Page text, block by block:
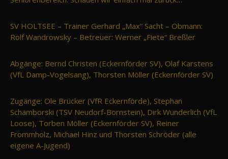
SV HOLTSEE – Trainer Gerhard „Max“ Sacht – Obmann:
Rolf Wandrowsky – Betreuer: Werner „Fiete“ Breßler
Abgänge: Bernd Christen (Eckernförder SV), Olaf Karstens
(VfL Damp-Vogelsang), Thorsten Möller (Eckernförder SV)
Zugänge: Ole Brücker (VfR Eckernförde), Stephan
Schamborski (TSV Neudorf-Bornstein), Dirk Wunderlich (VfL
Loose), Torben Möller (Eckernförder SV), Reiner
Frommholz, Michael Hinz und Thorsten Schröder (alle
eigene A-Jugend)